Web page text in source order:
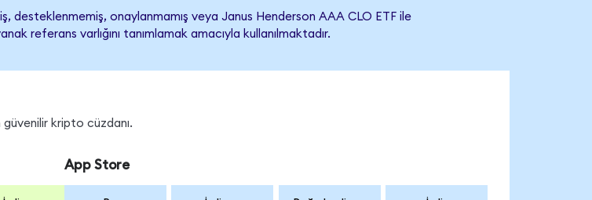
desteklenmemiş, onaylanmamış veya Janus Henderson AAA CLO ETF ile
referans varlığını tanımlamak amacıyla kullanılmaktadır.
kripto cüzdanı.
App Store